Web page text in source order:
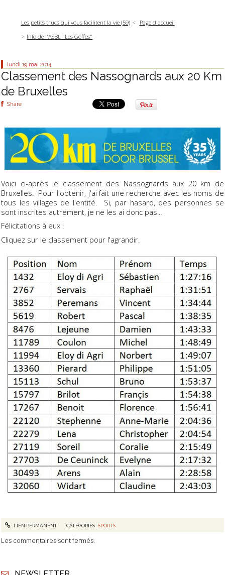
Les petits trucs qui vous facilitent la vie (59)
Page d'accueil
Info de l'ASBL "Les Goffes"
lundi 19 mai 2014
Classement des Nassognards aux 20 Km
de Bruxelles
Share
Voici ci-après le classement des Nassognards aux 20 km de
Bruxelles. Pour l'obtenir, j'ai fait une recherche avec les noms de
tous les villages de l'entité. Si, par hasard, des personnes se
sont inscrites autrement, je ne les ai donc pas...
Félicitations à eux !
Cliquez sur le classement pour l'agrandir.
LIEN PERMANENT CATÉGORIES :SPORTS
Les commentaires sont fermés.